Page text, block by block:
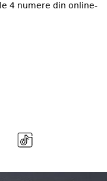
4 numere din online-